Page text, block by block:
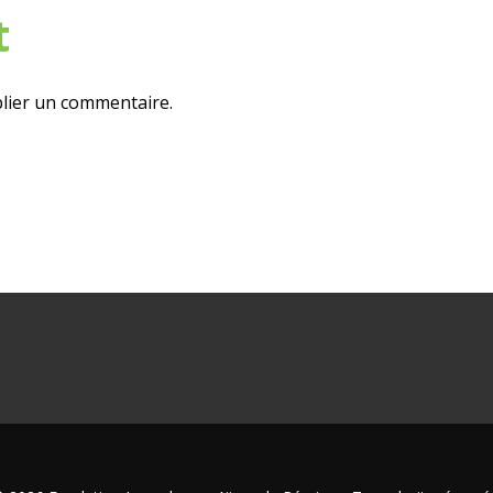
un commentaire.